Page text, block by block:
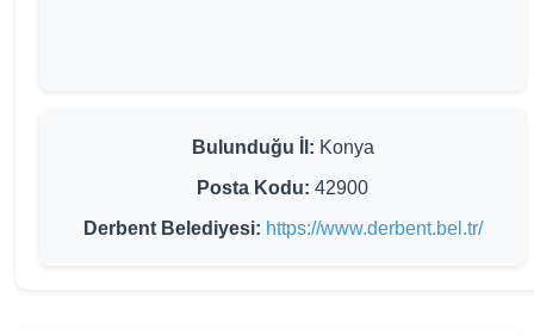
Bulunduğu İl: Konya
Posta Kodu: 42900
Derbent Belediyesi: https://www.derbent.bel.tr/